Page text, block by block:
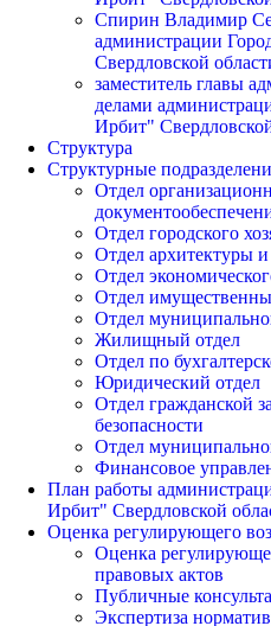
Спирин Владимир
администрации
Свердловской
заместитель главы
делами
Ирбит"
Структура
Структурные
Отдел
Отдел городского
Отдел архитектуры и
Отдел
Отдел
Отдел
Жилищный отдел
Отдел по
Юридический отдел
Отдел гражданской
безопасности
Отдел
Финансовое
План работы
Ирбит" Свердловской
Оценка регулирующего
Оценка
правовых актов
Публичные
Экспертиза